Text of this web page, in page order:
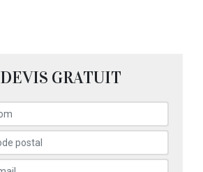
DEVIS GRATUIT